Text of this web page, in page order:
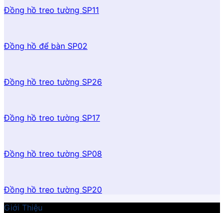
Đồng hồ treo tường SP11
Đồng hồ để bàn SP02
Đồng hồ treo tường SP26
Đồng hồ treo tường SP17
Đồng hồ treo tường SP08
Đồng hồ treo tường SP20
Giới Thiệu